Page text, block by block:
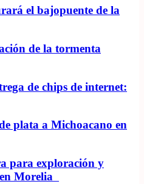
el bajopuente de la
de la tormenta
de chips de internet:
plata a Michoacano en
para exploración y
Morelia